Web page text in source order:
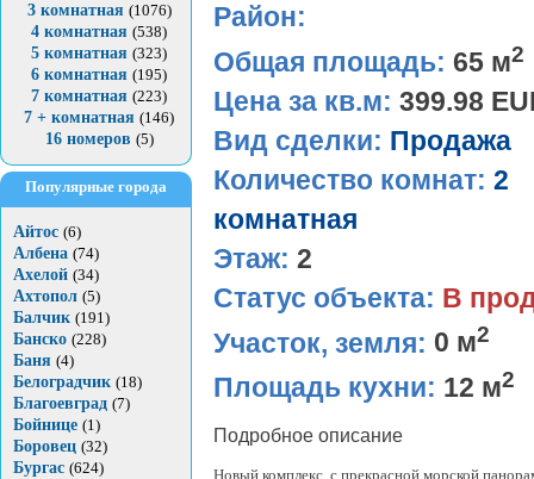
3 комнатная (1076)
4 комнатная (538)
5 комнатная (323)
6 комнатная (195)
7 комнатная (223)
7 + комнатная (146)
16 номеров (5)
Популярные города
Айтос (6)
Албена (74)
Ахелой (34)
Ахтопол (5)
Балчик (191)
Банско (228)
Баня (4)
Белоградчик (18)
Благоевград (7)
Бойнице (1)
Боровец (32)
Бургас (624)
Район:
Общая площадь: 65 м2
Цена за кв.м: 399.98
Вид сделки: Продажа
Количество комнат: 2
комнатная
Этаж: 2
Статус объекта: В
Участок, земля: 0 м2
Площадь кухни: 12 м2
Подробное описание
Новый комплекс, с прекрасной морской